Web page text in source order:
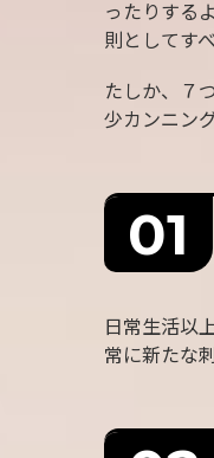
ったりする
則としてす
たしか、７
少カンニン
日常生活以
常に新たな